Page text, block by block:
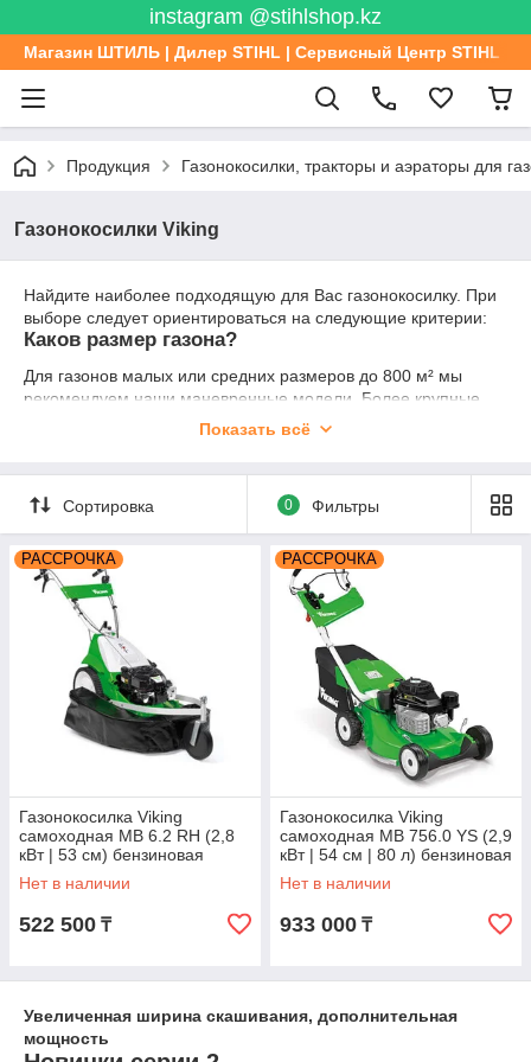
instagram @stihlshop.kz
Магазин ШТИЛЬ | Дилер STIHL | Сервисный Центр STIHL
Продукция Газонокосилки, тракторы и аэраторы для
Газонокосилки Viking
Найдите наиболее подходящую для Вас газонокосилку. При
выборе следует ориентироваться на следующие критерии:
Каков размер газона?
Для газонов малых или средних размеров до 800 м² мы
рекомендуем наши маневренные модели. Более крупные
газонокосилки с дополнительным оснащением подходят для
Электродвигатель или бензиновый двигатель?
Для кошения на малых участках Вы можете без проблем
положиться на электрокосилку. Она работает тихо и без
отработанных газов. Более крупные проекты по скашиванию
на неровных поверхностях предпочтительнее выполнять при
помощи спортивного бензинового двигателя.
Собирать траву или мульчировать?
Все газонокосилки серийно оснащены травосборниками. В
соответствии с Вашим желанием, для каждой модели в
продаже имеется также комплект для мульчирования.
Показать всё
Сортировка 0 Фильтры
РАССРОЧКА
Газонокосилка Viking
самоходная МВ 6.2 RH (2,8
кВт | 53 см) бензиновая
63800113421
Нет в наличии
522 500 ₸
РАССРОЧКА
Газонокосилка Viking
самоходная MB 756.0 YS (2,9
кВт | 54 см | 80 л) бензиновая
Нет в наличии
933 000 ₸
Увеличенная ширина скашивания, дополнительная
мощность